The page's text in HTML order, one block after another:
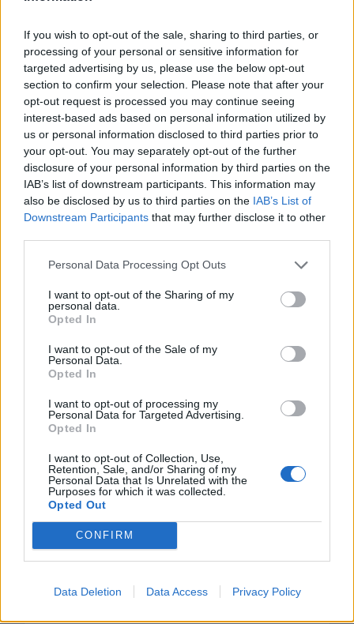
If you wish to opt-out of the sale, sharing to third parties, or
processing of your personal or sensitive information for
targeted advertising by us, please use the below opt-out
section to confirm your selection. Please note that after your
opt-out request is processed you may continue seeing
interest-based ads based on personal information utilized by
us or personal information disclosed to third parties prior to
your opt-out. You may separately opt-out of the further
disclosure of your personal information by third parties on the
IAB’s list of downstream participants. This information may
also be disclosed by us to third parties on the IAB’s List of
Downstream Participants that may further disclose it to other
Personal Data Processing Opt Outs
I want to opt-out of the Sharing of my
personal data.
Opted In
I want to opt-out of the Sale of my
Personal Data.
Opted In
I want to opt-out of processing my
Personal Data for Targeted Advertising.
Opted In
I want to opt-out of Collection, Use,
Retention, Sale, and/or Sharing of my
Personal Data that Is Unrelated with the
Purposes for which it was collected.
Opted Out
CONFIRM
Data Deletion Data Access Privacy Policy
dobra, wspierająca żona oraz troskliwa i
kochająca matka, a także świetna gospodyni.
Czytaj także:
Bylica – charakterystyka
Oby­czaj i tra­dy­cja w ży­ciu spo­łe­czeń­
stwa. Omów zagadnienie na podstawie
znanych Ci fragmentów Chłopów
Władysława Stanisława Reymonta. W
swo­jej od­po­wie­dzi uwzględ­nij rów­nież
Charakterystyka porównawcza Hanki i
Jagny z Chłopów
Opis tańca Boryny z Jagną z Chłopów
Kategorie
opracowania
Chłopi – problematyka
Dodaj komentarz
Komentarz